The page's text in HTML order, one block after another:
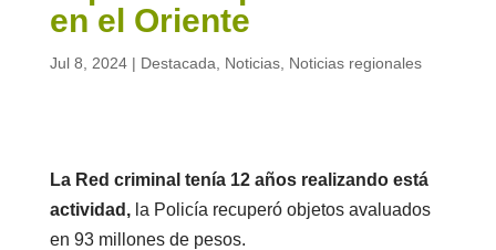
en el Oriente
Jul 8, 2024| Destacada Noticias, Noticias regionales
La Red criminal tenía 12 años realizando está
actividad, la Policía recuperó objetos avaluados
en 93 millones de pesos.